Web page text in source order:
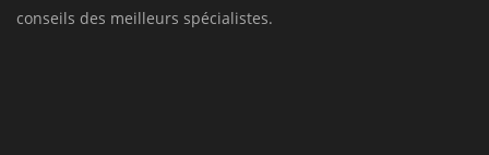
conseils des meilleurs spécialistes.